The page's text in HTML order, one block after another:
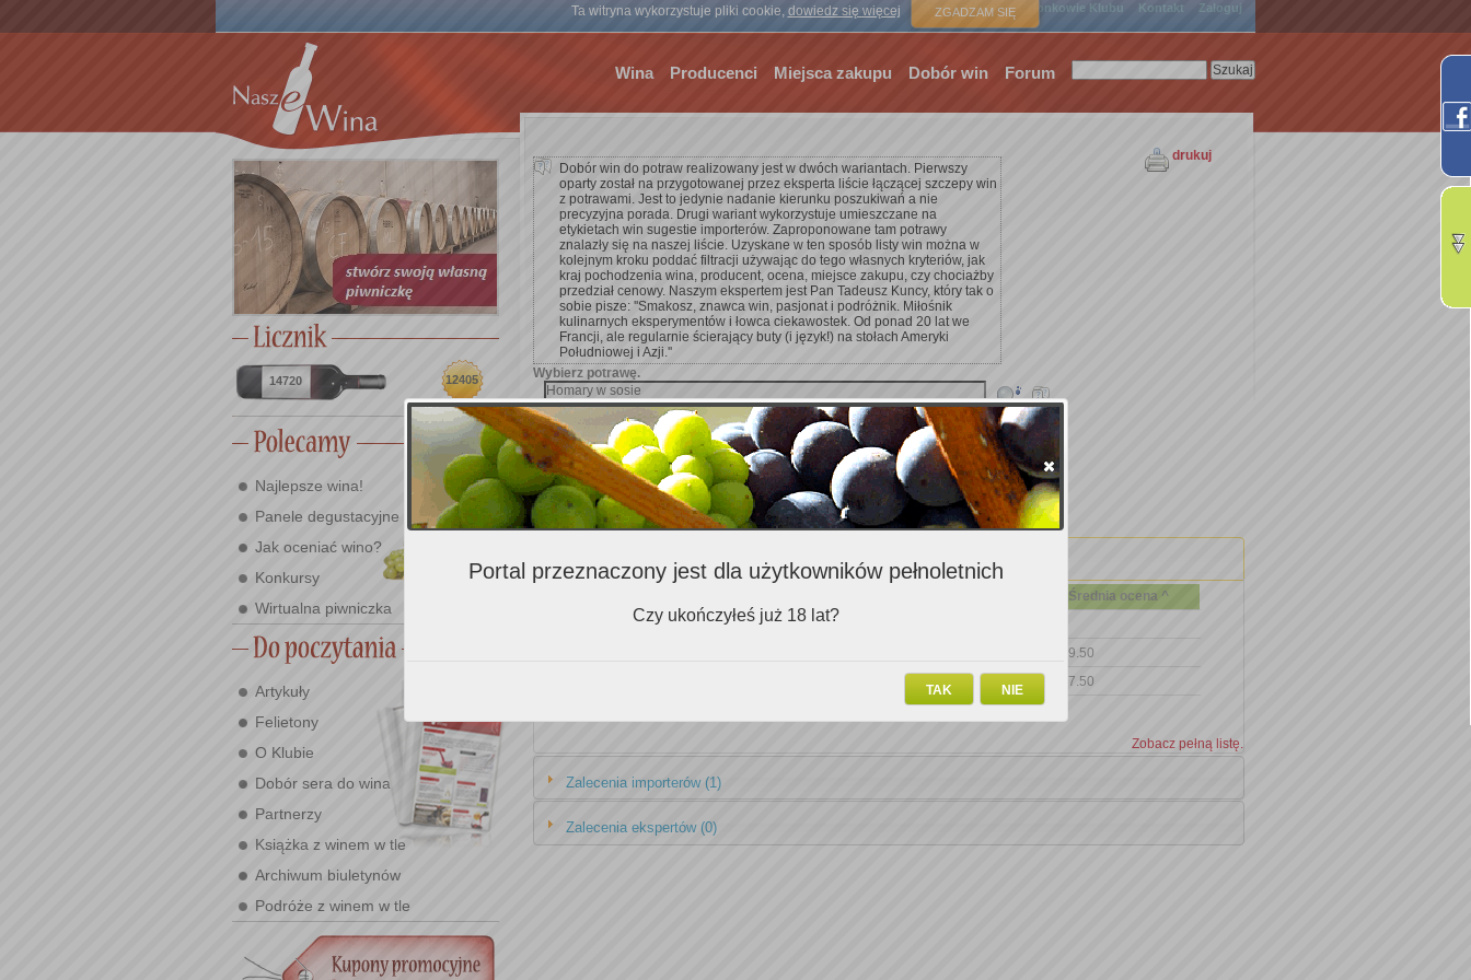
Ta witryna wykorzystuje pliki cookie, dowiedz się więcej ZGADZAM SIĘ
Strona główna Członkowie Klubu Kontakt Zaloguj
Wina Producenci Miejsca zakupu Dobór win Forum
14720 12405
Najlepsze wina!
Panele degustacyjne
Jak oceniać wino?
Konkursy
Wirtualna piwniczka
Artykuły
Felietony
O Klubie
Dobór sera do wina
Partnerzy
Książka z winem w tle
Archiwum biuletynów
Podróże z winem w tle
drukuj
Dobór win do potraw realizowany jest w dwóch wariantach. Pierwszy
oparty został na przygotowanej przez eksperta liście łączącej szczepy win
z potrawami. Jest to jedynie nadanie kierunku poszukiwań a nie
precyzyjna porada. Drugi wariant wykorzystuje umieszczane na
etykietach win sugestie importerów. Zaproponowane tam potrawy
znalazły się na naszej liście. Uzyskane w ten sposób listy win można w
kolejnym kroku poddać filtracji używając do tego własnych kryteriów, jak
kraj pochodzenia wina, producent, ocena, miejsce zakupu, czy chociażby
przedział cenowy. Naszym ekspertem jest Pan Tadeusz Kuncy, który tak o
sobie pisze: ''Smakosz, znawca win, pasjonat i podróżnik. Miłośnik
kulinarnych eksperymentów i łowca ciekawostek. Od ponad 20 lat we
Francji, ale regularnie ścierający buty (i język!) na stołach Ameryki
Południowej i Azji.''
Wybierz potrawę.
Dodaj kryterium wyszukiwania.
Zalecenia Klubowiczów (2)
Średnia ocena ^
9.50
7.50
Zobacz pełną listę.
Zalecenia importerów (1)
Zalecenia ekspertów (0)
Portal przeznaczony jest dla użytkowników pełnoletnich
Czy ukończyłeś już 18 lat?
NIE
TAK